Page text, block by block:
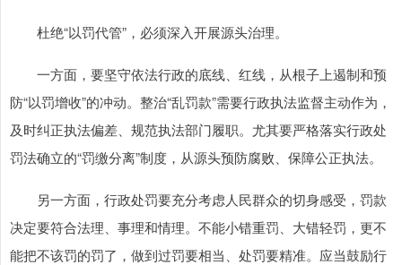
杜绝“以罚代管”，必须深入开展源头治理。
一方面，要坚守依法行政的底线、红线，从根子上遏制和预
防“以罚增收”的冲动。整治“乱罚款”需要行政执法监督主动作为，
及时纠正执法偏差、规范执法部门履职。尤其要严格落实行政处
罚法确立的“罚缴分离”制度，从源头预防腐败、保障公正执法。
另一方面，行政处罚要充分考虑人民群众的切身感受，罚款
决定要符合法理、事理和情理。不能小错重罚、大错轻罚，更不
能把不该罚的罚了，做到过罚要相当、处罚要精准。应当鼓励行